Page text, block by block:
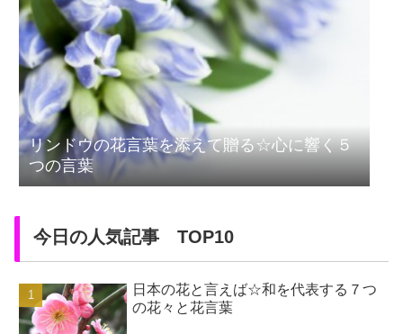
リンドウの花言葉を添えて贈る☆心に響く５
つの言葉
今日の人気記事 TOP10
日本の花と言えば☆和を代表する７つ
の花々と花言葉